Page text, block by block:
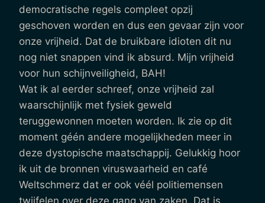
democratische regels compleet opzij
geschoven worden en dus een gevaar zijn voor
onze vrijheid. Dat de bruikbare idioten dit nu
nog niet snappen vind ik absurd. Mijn vrijheid
voor hun schijnveiligheid, BAH!
Wat ik al eerder schreef, onze vrijheid zal
waarschijnlijk met fysiek geweld
teruggewonnen moeten worden. Ik zie op dit
moment géén andere mogelijkheden meer in
deze dystopische maatschappij. Gelukkig hoor
ik uit de bronnen viruswaarheid en café
Weltschmerz dat er ook véél politiemensen
twijfelen over deze gang van zaken. Dat is